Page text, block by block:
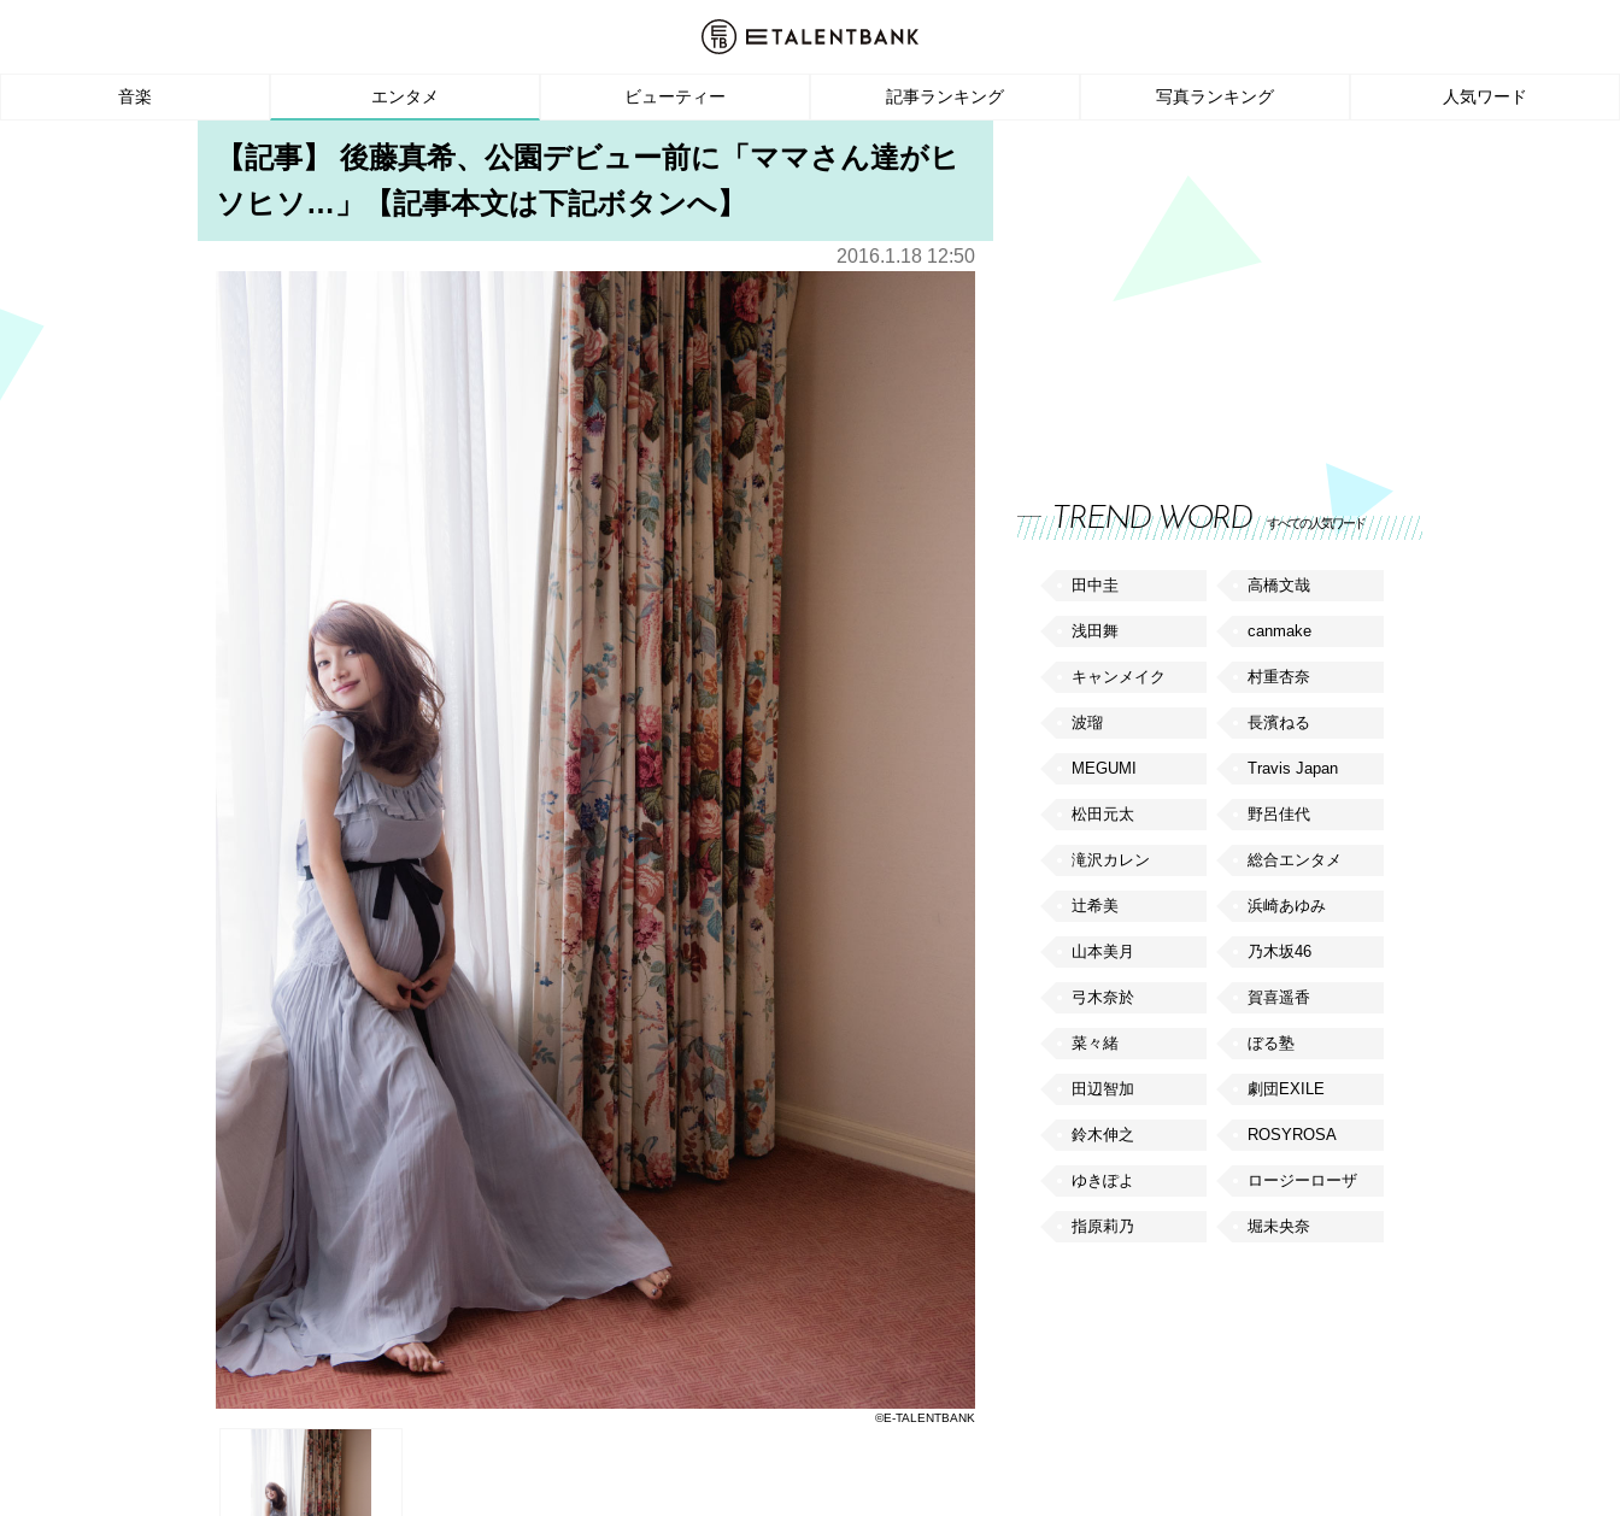
音楽 エンタメ ビューティー 記事ランキング 写真ランキング 人気ワード
【記事】 後藤真希、公園デビュー前に「ママさん達がヒ
ソヒソ…」【記事本文は下記ボタンへ】
2016.1.18 12:50
©E-TALENTBANK
TREND WORD すべての人気ワード
田中圭 高橋文哉
浅田舞 canmake
キャンメイク 村重杏奈
波瑠 長濱ねる
MEGUMI Travis Japan
松田元太 野呂佳代
滝沢カレン 総合エンタメ
辻希美 浜崎あゆみ
山本美月 乃木坂46
弓木奈於 賀喜遥香
菜々緒 ぼる塾
田辺智加 劇団EXILE
鈴木伸之 ROSYROSA
ゆきぽよ ロージーローザ
指原莉乃 堀未央奈